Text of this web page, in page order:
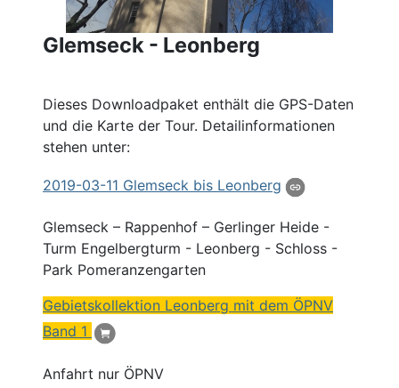
Glemseck - Leonberg
Dieses Downloadpaket enthält die GPS-Daten
und die Karte der Tour. Detailinformationen
stehen unter:
2019-03-11 Glemseck bis Leonberg
Glemseck – Rappenhof – Gerlinger Heide -
Turm Engelbergturm - Leonberg - Schloss -
Park Pomeranzengarten
Gebietskollektion Leonberg mit dem ÖPNV
Band 1
Anfahrt nur ÖPNV